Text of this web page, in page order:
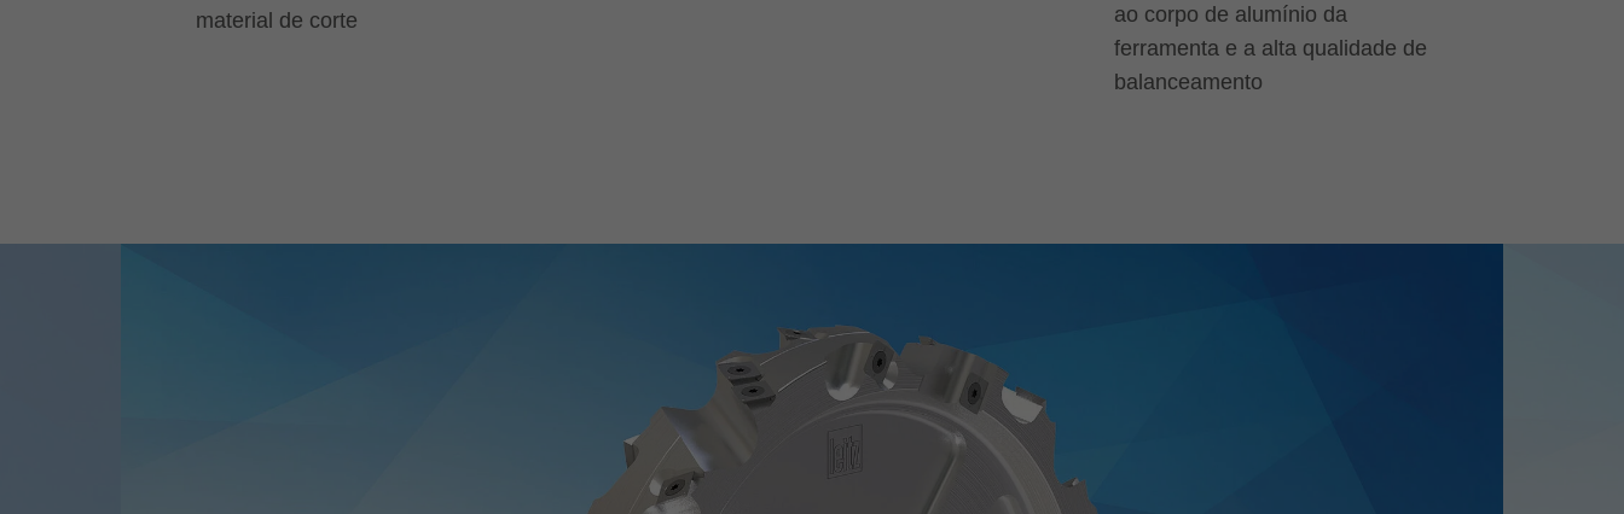
material de corte
ao corpo de alumínio da
ferramenta e a alta qualidade de
balanceamento